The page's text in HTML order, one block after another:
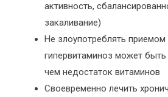
активность,
закаливание)
Не злоупотреблять
гипервитаминоз может
чем недостаток витаминов
Своевременно лечить